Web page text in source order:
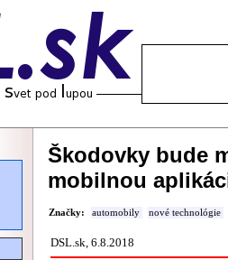
Škodovky bude
mobilnou
Značky: automobily nové technológie
DSL.sk, 6.8.2018